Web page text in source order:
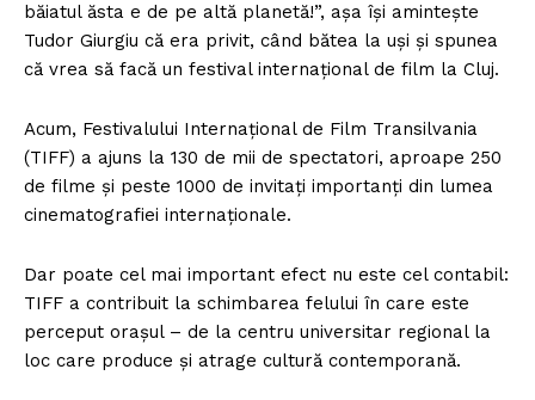
băiatul ăsta e de pe altă planetă!”, așa își amintește
Tudor Giurgiu că era privit, când bătea la uși și spunea
că vrea să facă un festival internațional de film la Cluj.
Acum, Festivalului Internațional de Film Transilvania
(TIFF) a ajuns la 130 de mii de spectatori, aproape 250
de filme și peste 1000 de invitați importanți din lumea
cinematografiei internaționale.
Dar poate cel mai important efect nu este cel contabil:
TIFF a contribuit la schimbarea felului în care este
perceput orașul – de la centru universitar regional la
loc care produce și atrage cultură contemporană.